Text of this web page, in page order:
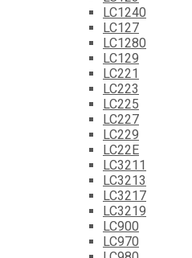
LC1240
LC127
LC1280
LC129
LC221
LC223
LC225
LC227
LC229
LC22E
LC3211
LC3213
LC3217
LC3219
LC900
LC970